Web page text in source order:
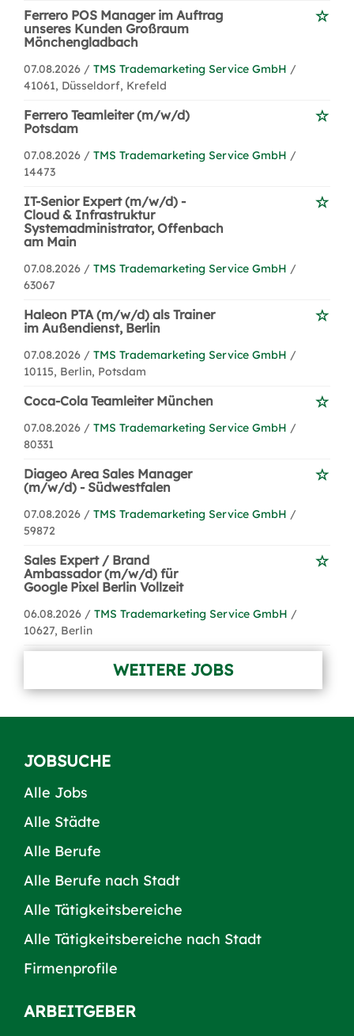
Ferrero POS Manager im Auftrag
unseres Kunden Großraum
Mönchengladbach
07.08.2026 / TMS Trademarketing Service GmbH /
41061, Düsseldorf, Krefeld
Ferrero Teamleiter (m/w/d)
Potsdam
07.08.2026 / TMS Trademarketing Service GmbH /
14473
IT-Senior Expert (m/w/d) -
Cloud & Infrastruktur
Systemadministrator, Offenbach
am Main
07.08.2026 / TMS Trademarketing Service GmbH /
63067
Haleon PTA (m/w/d) als Trainer
im Außendienst, Berlin
07.08.2026 / TMS Trademarketing Service GmbH /
10115, Berlin, Potsdam
Coca-Cola Teamleiter München
07.08.2026 / TMS Trademarketing Service GmbH /
80331
Diageo Area Sales Manager
(m/w/d) - Südwestfalen
07.08.2026 / TMS Trademarketing Service GmbH /
59872
Sales Expert / Brand
Ambassador (m/w/d) für
Google Pixel Berlin Vollzeit
06.08.2026 / TMS Trademarketing Service GmbH /
10627, Berlin
WEITERE JOBS
JOBSUCHE
Alle Jobs
Alle Städte
Alle Berufe
Alle Berufe nach Stadt
Alle Tätigkeitsbereiche
Alle Tätigkeitsbereiche nach Stadt
Firmenprofile
ARBEITGEBER